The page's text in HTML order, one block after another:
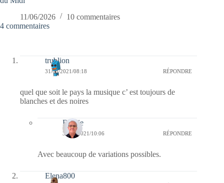
11/06/2026
10 commentaires
4 commentaires
trublion
31/03/2021/08:18 RÉPONDRE
quel que soit le pays la musique c’ est toujours de
blanches et des noires
Bernie
31/03/2021/10:06 RÉPONDRE
Avec beaucoup de variations possibles.
Elena800